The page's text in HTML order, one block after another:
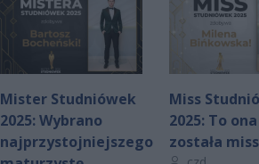
Mister Studniówek
2025: Wybrano
najprzystojniejszego
Miss
2025: To ona
została